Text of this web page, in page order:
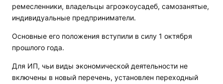
ремесленники, владельцы агроэкоусадеб, самозанятые,
индивидуальные предприниматели.
Основные его положения вступили в силу 1 октября
прошлого года.
Для ИП, чьи виды экономической деятельности не
включены в новый перечень, установлен переходный